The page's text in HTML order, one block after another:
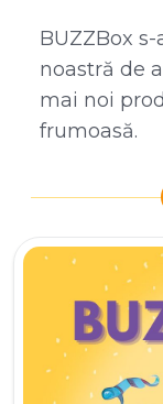
BUZZBox
noastră de
mai noi
frumoasă.